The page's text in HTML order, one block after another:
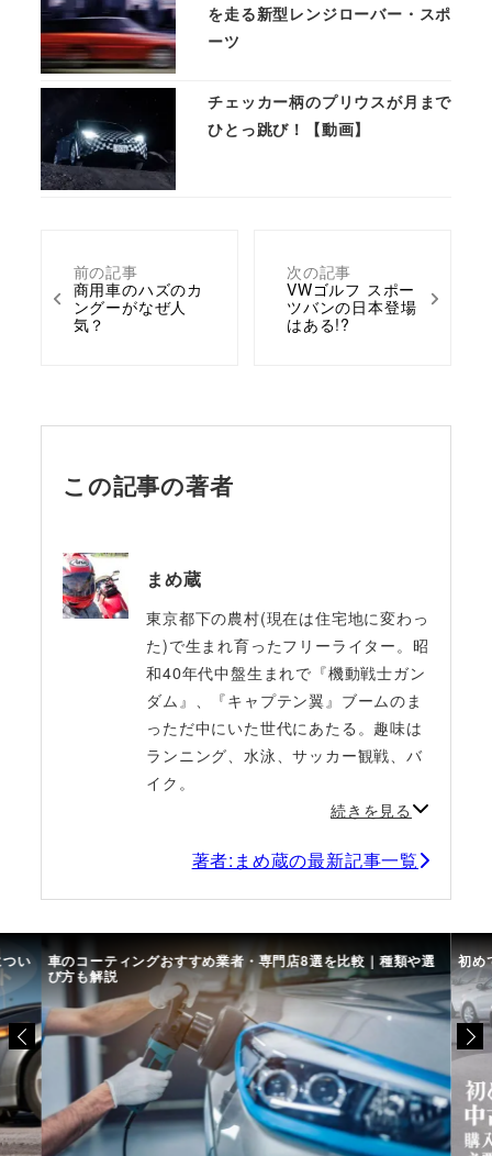
前の記事
商用車のハズのカ
ングーがなぜ人
気？
次の記事
VWゴルフ スポー
ツバンの日本登場
はある!?
を走る新型レンジローバー・スポ
ーツ
チェッカー柄のプリウスが月まで
ひとっ跳び！【動画】
この記事の著者
まめ蔵
東京都下の農村(現在は住宅地に変わっ
た)で生まれ育ったフリーライター。昭
和40年代中盤生まれで『機動戦士ガン
ダム』、『キャプテン翼』ブームのま
っただ中にいた世代にあたる。趣味は
ランニング、水泳、サッカー観戦、バ
イク。
続きを見る
著者:まめ蔵の最新記事一覧
車のコーティングおすすめ業者・専門店8選を比較｜種類や選
び方も解説
初め